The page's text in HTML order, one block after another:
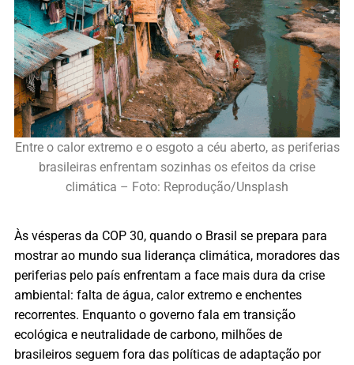
Entre o calor extremo e o esgoto a céu aberto, as periferias
brasileiras enfrentam sozinhas os efeitos da crise
climática – Foto: Reprodução/Unsplash
Às vésperas da COP 30, quando o Brasil se prepara para
mostrar ao mundo sua liderança climática, moradores das
periferias pelo país enfrentam a face mais dura da crise
ambiental: falta de água, calor extremo e enchentes
recorrentes. Enquanto o governo fala em transição
ecológica e neutralidade de carbono, milhões de
brasileiros seguem fora das políticas de adaptação por